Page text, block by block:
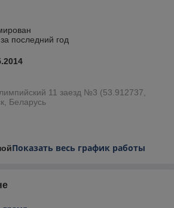
последний год
11 заезд №3 (53.912737,
Беларусь
Показать весь график работы